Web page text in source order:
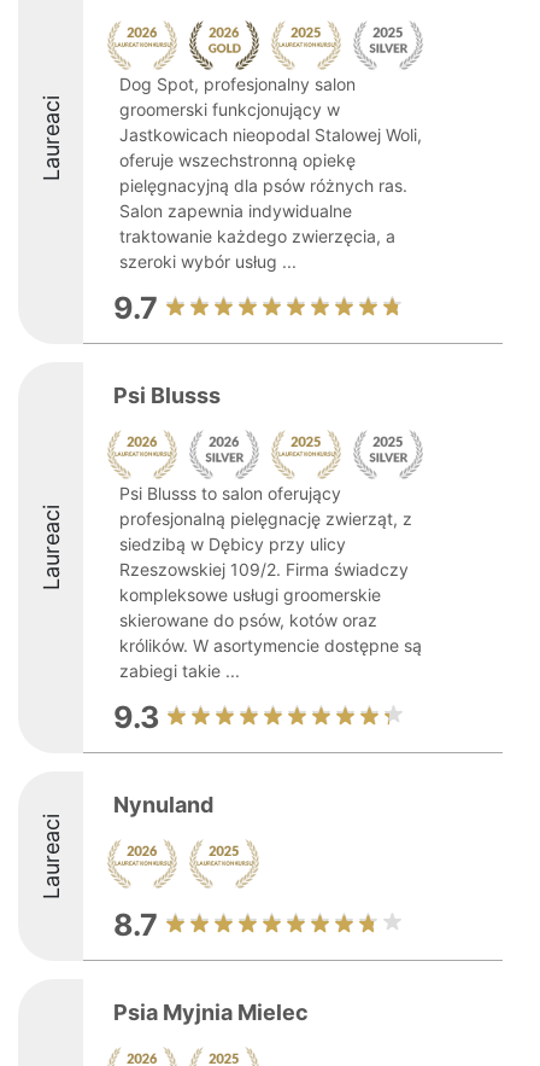
Laureaci
Dog Spot, profesjonalny salon
groomerski funkcjonujący w
Jastkowicach nieopodal Stalowej Woli,
oferuje wszechstronną opiekę
pielęgnacyjną dla psów różnych ras.
Salon zapewnia indywidualne
traktowanie każdego zwierzęcia, a
szeroki wybór usług ...
9.7
Laureaci
Psi Blusss
Psi Blusss to salon oferujący
profesjonalną pielęgnację zwierząt, z
siedzibą w Dębicy przy ulicy
Rzeszowskiej 109/2. Firma świadczy
kompleksowe usługi groomerskie
skierowane do psów, kotów oraz
królików. W asortymencie dostępne są
zabiegi takie ...
9.3
Laureaci
Nynuland
8.7
Psia Myjnia Mielec